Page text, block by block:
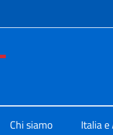
menù
Chi siamo Italia